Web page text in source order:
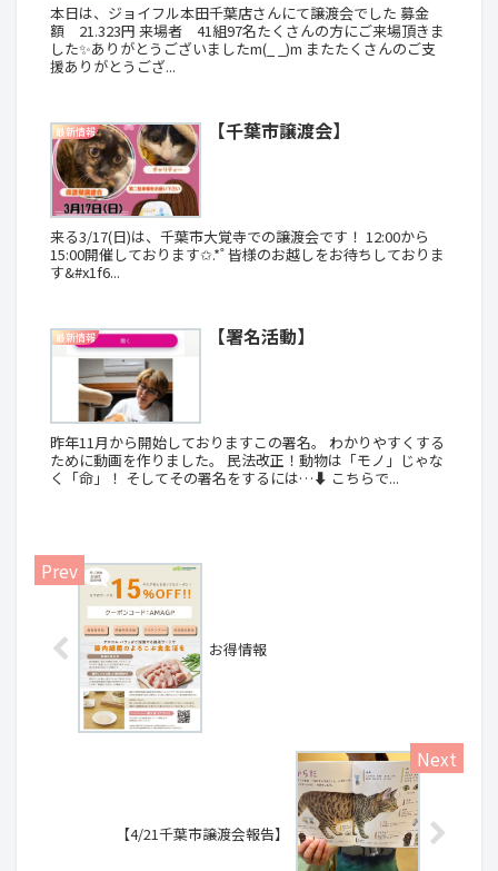
本日は、ジョイフル本田千葉店さんにて譲渡会でした 募金
額 21.323円 来場者 41組97名たくさんの方にご来場頂きま
した✨ありがとうございましたm(_ _)m またたくさんのご支
援ありがとうござ...
最新情報 【千葉市譲渡会】
来る3/17(日)は、千葉市大覚寺での譲渡会です！ 12:00から
15:00開催しております✩.*˚ 皆様のお越しをお待ちしておりま
す&#x1f6...
最新情報 【署名活動】
昨年11月から開始しておりますこの署名。 わかりやすくする
ために動画を作りました。 民法改正！動物は「モノ」じゃな
く「命」！ そしてその署名をするには…⬇️ こちらで...
お得情報
【4/21千葉市譲渡会報告】